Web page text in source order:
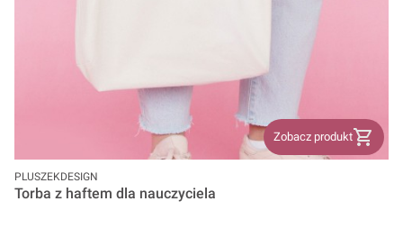
Zobacz produkt
PRODUCENT
PLUSZEKDESIGN
Torba z haftem dla nauczyciela